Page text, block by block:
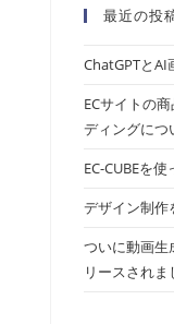
最近の投
ChatGPTとAI
ECサイトの
ディングにつ
EC-CUBEを
デザイン制作
ついに動画生
リースされま